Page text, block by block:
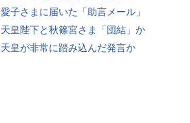
愛子さまに届いた「助言メール」
天皇陛下と秋篠宮さま「団結」か
天皇が非常に踏み込んだ発言か